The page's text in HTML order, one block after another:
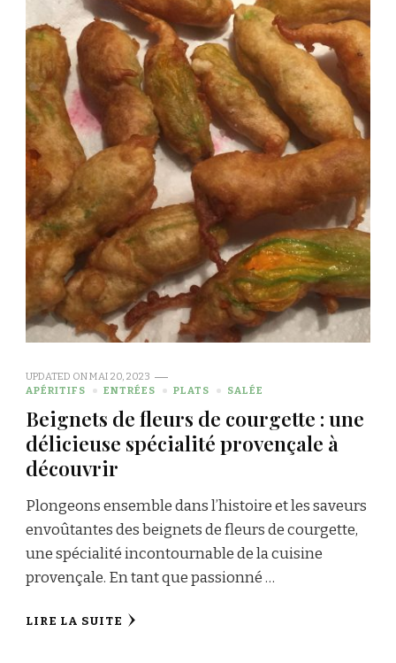
UPDATED ONMAI 20, 2023
APÉRITIFS
ENTRÉES PLATS SALÉE
Beignets de fleurs de courgette : une
délicieuse spécialité provençale à
découvrir
Plongeons ensemble dans l’histoire et les saveurs
envoûtantes des beignets de fleurs de courgette,
une spécialité incontournable de la cuisine
provençale. En tant que passionné …
LIRE LA SUITE